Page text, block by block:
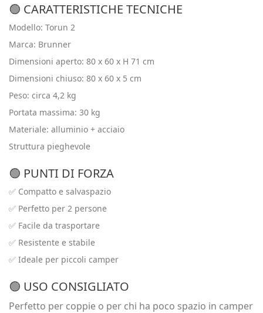
🟢 CARATTERISTICHE TECNICHE
Modello: Torun 2
Marca: Brunner
Dimensioni aperto: 80 x 60 x H 71 cm
Dimensioni chiuso: 80 x 60 x 5 cm
Peso: circa 4,2 kg
Portata massima: 30 kg
Materiale: alluminio + acciaio
Struttura pieghevole
🟢 PUNTI DI FORZA
✅ Compatto e salvaspazio
✅ Perfetto per 2 persone
✅ Facile da trasportare
✅ Resistente e stabile
✅ Ideale per piccoli camper
🟢 USO CONSIGLIATO
Perfetto per coppie o per chi ha poco spazio in camper